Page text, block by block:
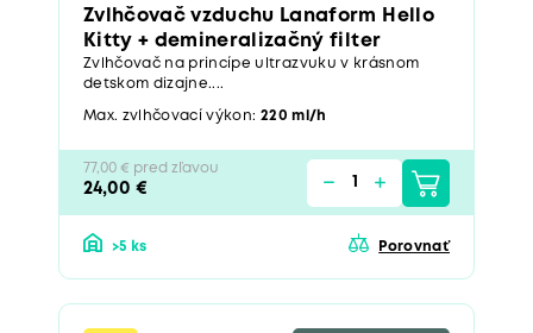
Zvlhčovač vzduchu Lanaform Hello
Kitty + demineralizačný filter
Zvlhčovač na princípe ultrazvuku v krásnom
detskom dizajne....
Max. zvlhčovací výkon: 220 ml/h
77,00 € pred zľavou
24,00 €
>5 ks Porovnať